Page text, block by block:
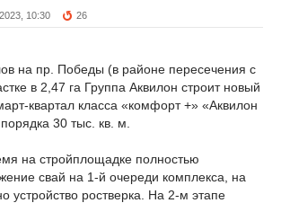
10:30 26
на пр. Победы (в районе пересечения с
в 2,47 га Группа Аквилон строит новый
квартал класса «комфорт +» «Аквилон
30 тыс. кв. м.
на стройплощадке полностью
свай на 1-й очереди комплекса, на
устройство ростверка. На 2-м этапе